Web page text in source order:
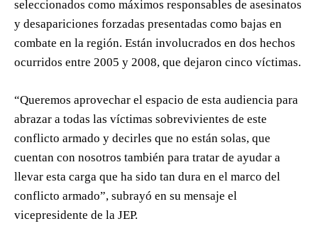
seleccionados como máximos responsables de asesinatos
y desapariciones forzadas presentadas como bajas en
combate en la región. Están involucrados en dos hechos
ocurridos entre 2005 y 2008, que dejaron cinco víctimas.
“Queremos aprovechar el espacio de esta audiencia para
abrazar a todas las víctimas sobrevivientes de este
conflicto armado y decirles que no están solas, que
cuentan con nosotros también para tratar de ayudar a
llevar esta carga que ha sido tan dura en el marco del
conflicto armado”, subrayó en su mensaje el
vicepresidente de la JEP.